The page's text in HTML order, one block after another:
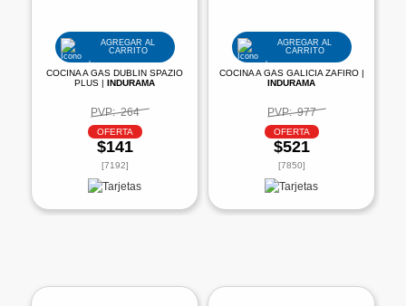
AGREGAR AL
CARRITO
COCINA A GAS DUBLIN SPAZIO
PLUS | INDURAMA
PVP: 264
OFERTA
$141
[7192]
AGREGAR AL
CARRITO
COCINA A GAS GALICIA ZAFIRO |
INDURAMA
PVP: 977
OFERTA
$521
[7850]